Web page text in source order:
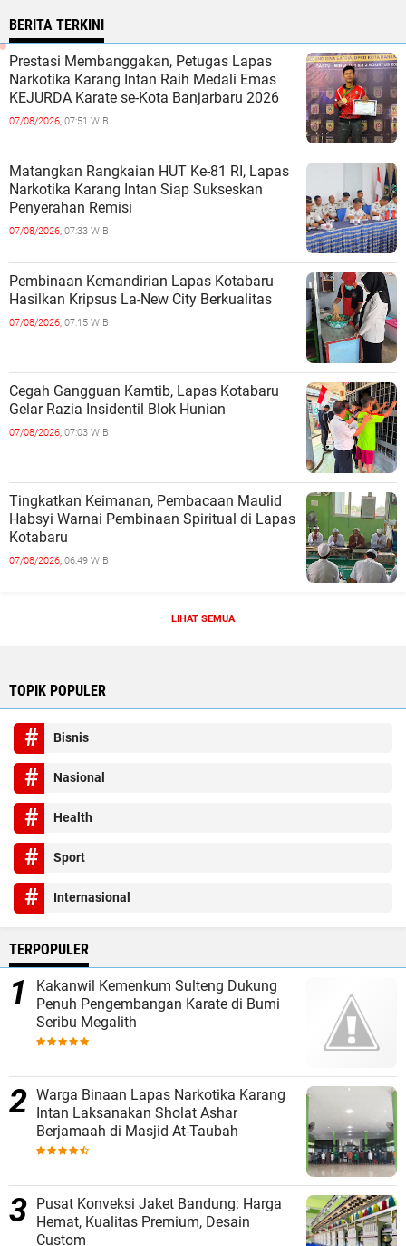
BERITA TERKINI
Prestasi Membanggakan, Petugas Lapas
Narkotika Karang Intan Raih Medali Emas
KEJURDA Karate se-Kota Banjarbaru 2026
07/08/2026, 07:51 WIB
Matangkan Rangkaian HUT Ke-81 RI, Lapas
Narkotika Karang Intan Siap Sukseskan
Penyerahan Remisi
07/08/2026, 07:33 WIB
Pembinaan Kemandirian Lapas Kotabaru
Hasilkan Kripsus La-New City Berkualitas
07/08/2026, 07:15 WIB
Cegah Gangguan Kamtib, Lapas Kotabaru
Gelar Razia Insidentil Blok Hunian
07/08/2026, 07:03 WIB
Tingkatkan Keimanan, Pembacaan Maulid
Habsyi Warnai Pembinaan Spiritual di Lapas
Kotabaru
07/08/2026, 06:49 WIB
LIHAT SEMUA
TOPIK POPULER
Bisnis
Nasional
Health
Sport
Internasional
TERPOPULER
Kakanwil Kemenkum Sulteng Dukung
Penuh Pengembangan Karate di Bumi
Seribu Megalith
Warga Binaan Lapas Narkotika Karang
Intan Laksanakan Sholat Ashar
Berjamaah di Masjid At-Taubah
Pusat Konveksi Jaket Bandung: Harga
Hemat, Kualitas Premium, Desain
Custom